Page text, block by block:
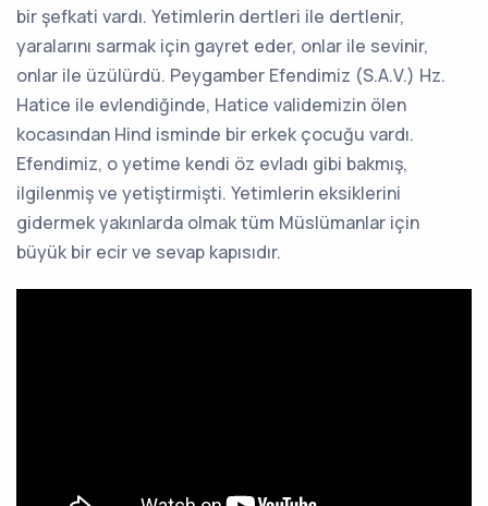
bir şefkati vardı. Yetimlerin dertleri ile dertlenir,
yaralarını sarmak için gayret eder, onlar ile sevinir,
onlar ile üzülürdü. Peygamber Efendimiz (S.A.V.) Hz.
Hatice ile evlendiğinde, Hatice validemizin ölen
kocasından Hind isminde bir erkek çocuğu vardı.
Efendimiz, o yetime kendi öz evladı gibi bakmış,
ilgilenmiş ve yetiştirmişti. Yetimlerin eksiklerini
gidermek yakınlarda olmak tüm Müslümanlar için
büyük bir ecir ve sevap kapısıdır.